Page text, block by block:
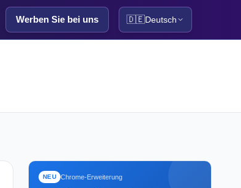
Werben Sie bei uns 🇩🇪Deutsch
NEU Chrome-Erweiterung